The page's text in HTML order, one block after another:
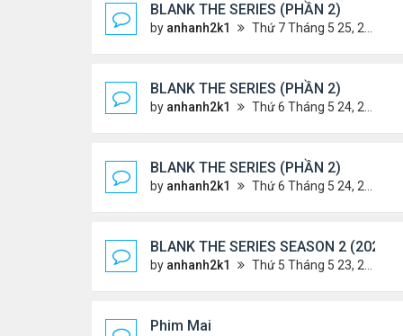
BLANK THE SERIES (PHẦN 2)
by anhanh2k1 Thứ 7 Tháng 5 25, 2024 1:51 am
BLANK THE SERIES (PHẦN 2)
by anhanh2k1 Thứ 6 Tháng 5 24, 2024 1:54 am
BLANK THE SERIES (PHẦN 2)
by anhanh2k1 Thứ 6 Tháng 5 24, 2024 1:53 am
BLANK THE SERIES SEASON 2 (2024)
by anhanh2k1 Thứ 5 Tháng 5 23, 2024 1:03 am
Phim Mai